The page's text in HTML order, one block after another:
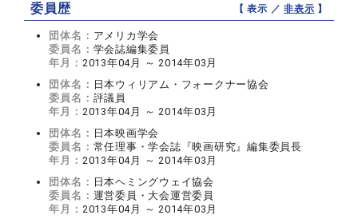
委員歴 【 表示 ／非表示 】
団体名： アメリカ学会
委員名： 学会誌編集委員
年月： 2013年04月 ～ 2014年03月
団体名： 日本ウィリアム・フォークナー協会
委員名： 評議員
年月： 2013年04月 ～ 2014年03月
団体名： 日本映画学会
委員名： 常任理事・学会誌『映画研究』編集委員長
年月： 2013年04月 ～ 2014年03月
団体名： 日本ヘミングウェイ協会
委員名： 運営委員・大会運営委員
年月： 2013年04月 ～ 2014年03月